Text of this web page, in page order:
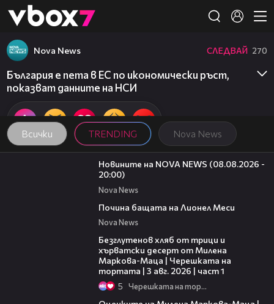
👾
Всички TRENDING Nova News
Nova News СЛЕДВАЙ 270
България е пета в ЕС по икономически ръст,
показват данните на НСИ
22:47
Новините на NOVA NEWS (08.08.2026 -
20:00)
Nova News
Почина бащата на Лионел Меси
Nova News
Безглутенов хляб от трици и
хърватски десерт от Милена
Маркова-Маца | Черешката на
тортата | 3 авг. 2026 | част 1
5 Черешката на тортата